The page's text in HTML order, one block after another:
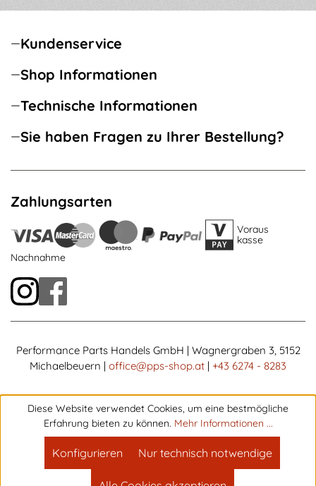
Kundenservice
Shop Informationen
Technische Informationen
Sie haben Fragen zu Ihrer Bestellung?
Zahlungsarten
Voraus
kasse
Nachnahme
Performance Parts Handels GmbH | Wagnergraben 3, 5152
Michaelbeuern | office@pps-shop.at | +43 6274 - 8283
Diese Website verwendet Cookies, um eine bestmögliche
Erfahrung bieten zu können. Mehr Informationen ...
Nur technisch notwendige
Konfigurieren